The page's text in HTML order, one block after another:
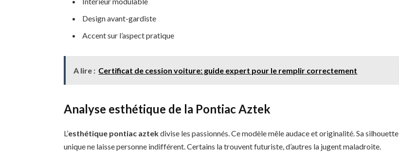
Design avant-gardiste
Accent sur l’aspect pratique
A lire : Certificat de cession voiture: guide expert pour le remplir correctement
Analyse esthétique de la Pontiac Aztek
L’esthétique pontiac aztekdivise les passionnés. Ce modèle mêle audace et originalité. Sa silhouette
unique ne laisse personne indifférent. Certains la trouvent futuriste, d’autres la jugent maladroite.